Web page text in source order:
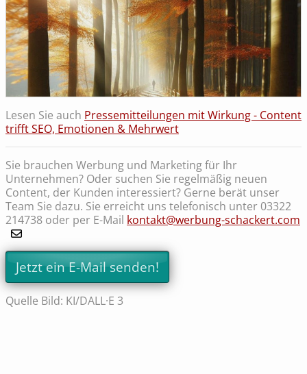
Lesen Sie auch Pressemitteilungen mit Wirkung - Content
trifft SEO, Emotionen & Mehrwert
Sie brauchen Werbung und Marketing für Ihr
Unternehmen? Oder suchen Sie regelmäßig neuen
Content, der Kunden interessiert? Gerne berät unser
Team Sie dazu. Sie erreicht uns telefonisch unter 03322
214738 oder per E-Mail kontakt@werbung-schackert.com
Jetzt ein E-Mail senden!
Quelle Bild: KI/DALL·E 3